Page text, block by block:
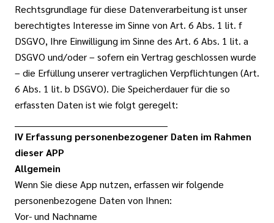
Rechtsgrundlage für diese Datenverarbeitung ist unser
berechtigtes Interesse im Sinne von Art. 6 Abs. 1 lit. f
DSGVO, Ihre Einwilligung im Sinne des Art. 6 Abs. 1 lit. a
DSGVO und/oder – sofern ein Vertrag geschlossen wurde
– die Erfüllung unserer vertraglichen Verpflichtungen (Art.
6 Abs. 1 lit. b DSGVO). Die Speicherdauer für die so
erfassten Daten ist wie folgt geregelt:
IV Erfassung personenbezogener Daten im Rahmen
dieser APP
Allgemein
Wenn Sie diese App nutzen, erfassen wir folgende
personenbezogene Daten von Ihnen:
Vor- und Nachname